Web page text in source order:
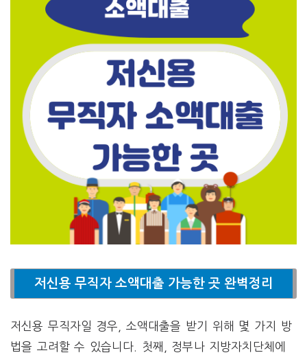
저신용 무직자 소액대출 가능한 곳 완벽정리
저신용 무직자일 경우, 소액대출을 받기 위해 몇 가지 방
법을 고려할 수 있습니다. 첫째, 정부나 지방자치단체에